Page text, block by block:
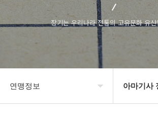
장기는 우리나라 전통의 고유문화 유
연맹정보 아마기사